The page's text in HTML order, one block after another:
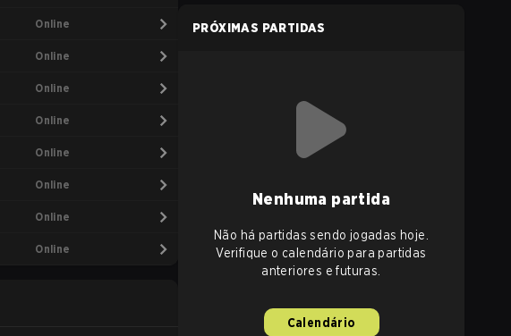
Online
Online
Online
Online
Online
Online
Online
Online
PRÓXIMAS PARTIDAS
Nenhuma partida
Não há partidas sendo jogadas hoje.
Verifique o calendário para partidas
anteriores e futuras.
Calendário